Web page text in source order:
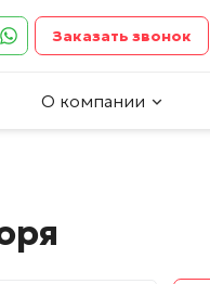
Заказать звонок
О компании